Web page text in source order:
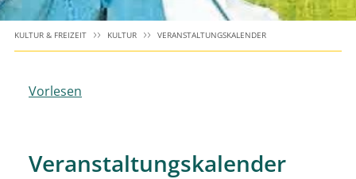
KULTUR & FREIZEIT KULTUR VERANSTALTUNGSKALENDER
Vorlesen
Veranstaltungskalender